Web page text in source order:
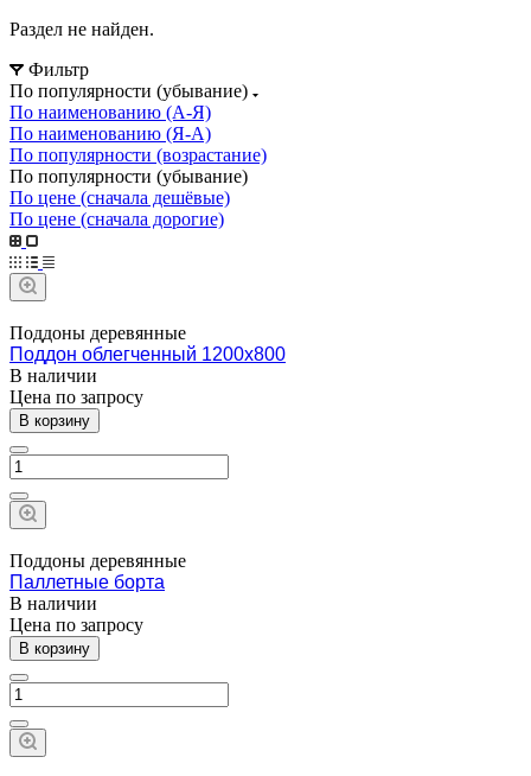
Раздел не найден.
Фильтр
По популярности (убывание)
По наименованию (А-Я)
По наименованию (Я-А)
По популярности (возрастание)
По популярности (убывание)
По цене (сначала дешёвые)
По цене (сначала дорогие)
Поддоны деревянные
Поддон облегченный 1200х800
В наличии
Цена по запросу
В корзину
Поддоны деревянные
Паллетные борта
В наличии
Цена по запросу
В корзину